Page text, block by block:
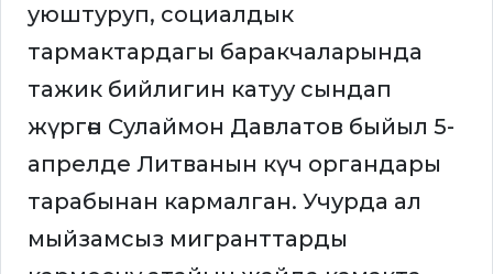
уюштуруп, социалдык
тармактардагы баракчаларында
тажик бийлигин катуу сындап
жүргөн Сулаймон Давлатов быйыл 5-
апрелде Литванын күч органдары
тарабынан кармалган. Учурда ал
мыйзамсыз мигранттарды